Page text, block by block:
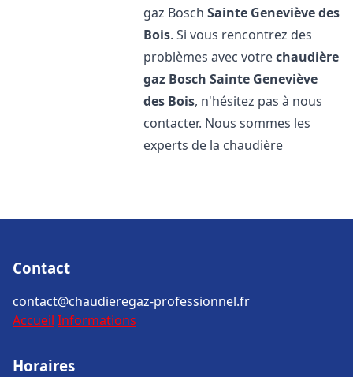
gaz BoschSainte Geneviève des
Bois. Si vous rencontrez des
problèmes avec votrechaudière
gaz Bosch Sainte Geneviève
des Bois, n'hésitez pas à nous
contacter. Nous sommes les
experts de la chaudière
Contact
contact@chaudieregaz-professionnel.fr
Accueil Informations
Horaires